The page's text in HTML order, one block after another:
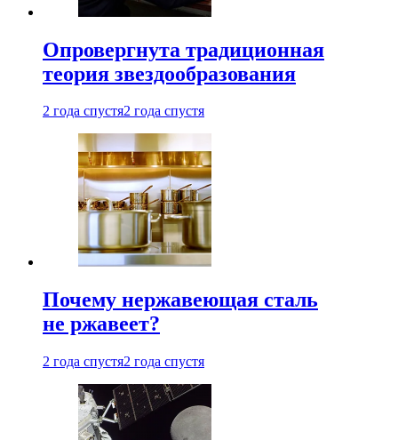
Опровергнута традиционная
теория звездообразования
2 года спустя2 года спустя
Почему нержавеющая сталь
не ржавеет?
2 года спустя2 года спустя